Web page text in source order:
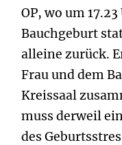
OP, wo um
Bauchgeburt
alleine zurück.
Frau und dem
Kreissaal
muss derweil
des